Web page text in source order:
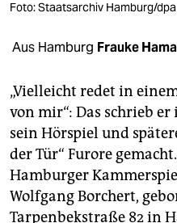
shop
fragen & hilfe
abo
genossenschaft
epaper login
Foto: Staatsarchiv Hamburg/dpa
Aus Hamburg Frauke
„Vielleicht redet in
von mir“: Das schrieb er
sein Hörspiel und
der Tür“ Furore
Hamburger
Wolfgang Borchert,
Tarpenbekstraße 82 in